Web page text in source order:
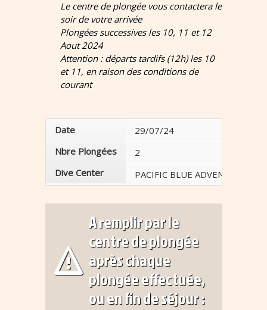
Le centre de plongée vous contactera le
soir de votre arrivée
Plongées successives les 10, 11 et 12
Aout 2024
Attention : départs tardifs (12h) les 10
et 11, en raison des conditions de
courant
Date
Nbre Plongées
Dive Center
29/07/24
2
PACIFIC BLUE ADVENTURE
A remplir par le
centre de plongée
après chaque
plongée effectuée,
ou en fin de séjour :